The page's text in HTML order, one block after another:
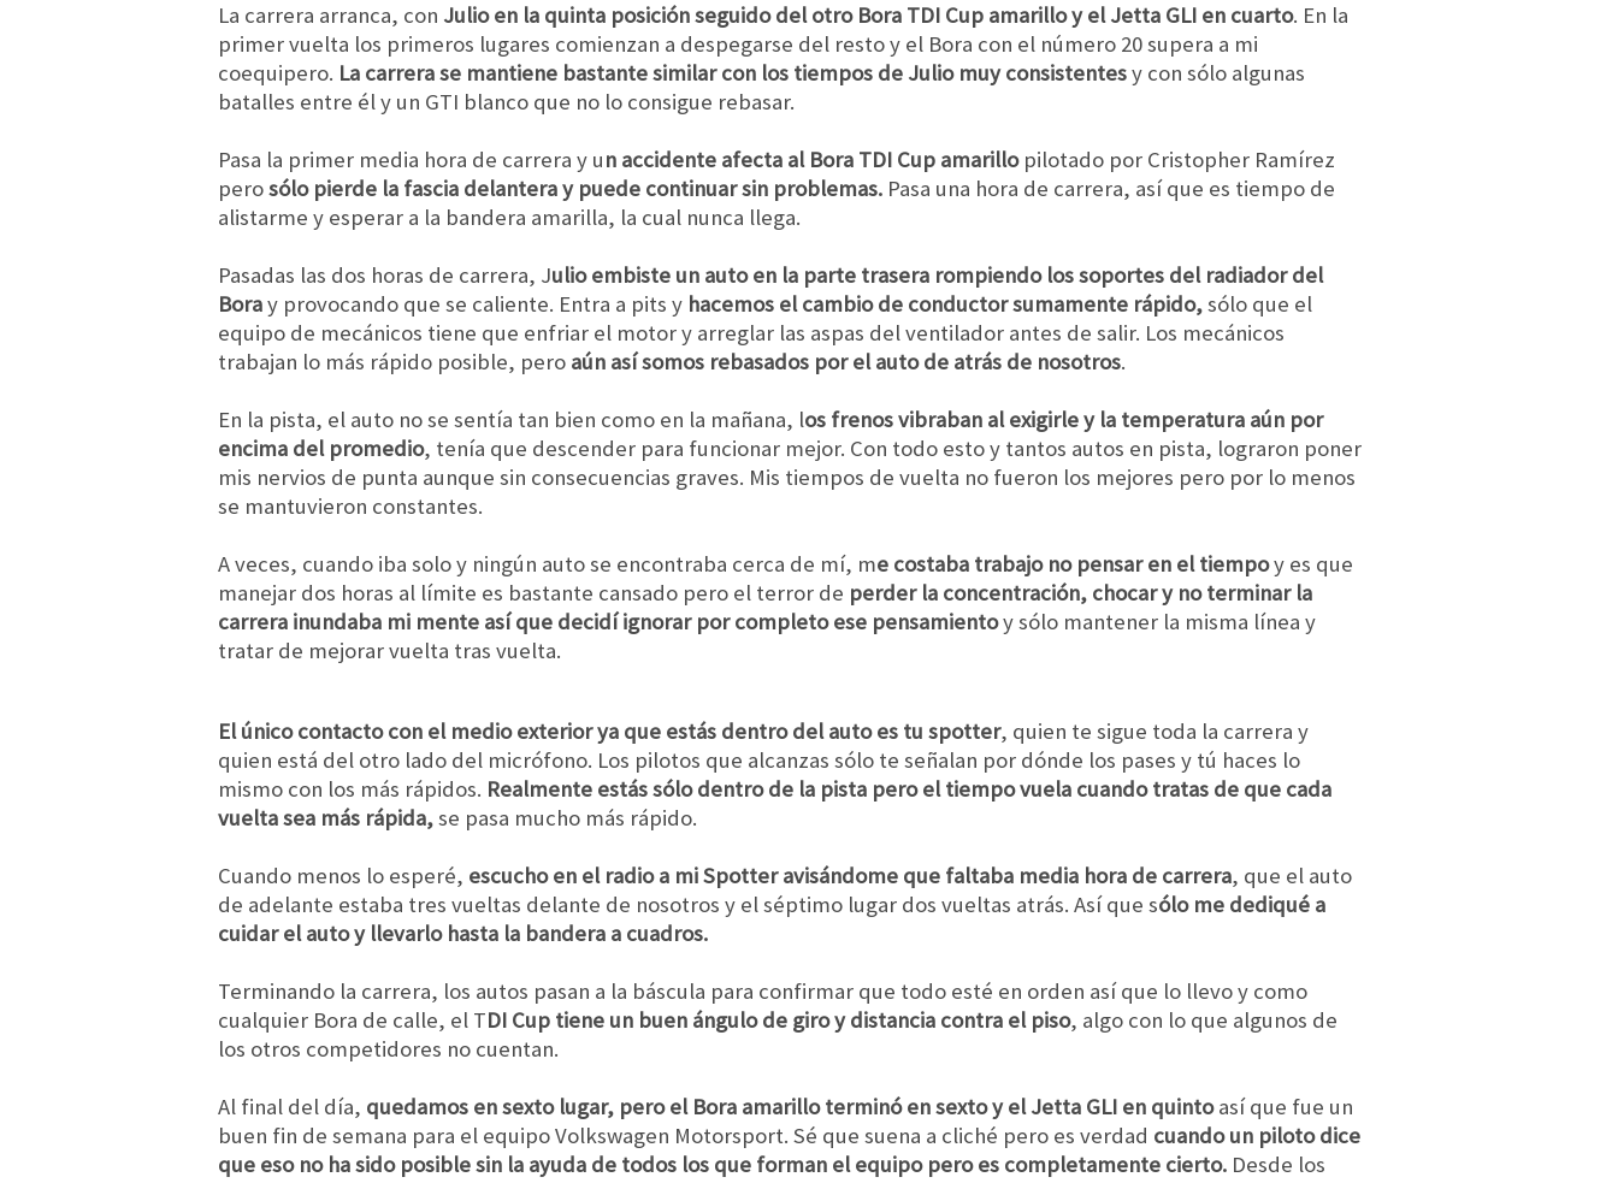
La carrera arranca, con Julio en la quinta posición seguido del otro Bora TDI Cup amarillo y el Jetta GLI en cuarto. En la
primer vuelta los primeros lugares comienzan a despegarse del resto y el Bora con el número 20 supera a mi
coequipero. La carrera se mantiene bastante similar con los tiempos de Julio muy consistentesy con sólo algunas
batalles entre él y un GTI blanco que no lo consigue rebasar.
Pasa la primer media hora de carrera y un accidente afecta al Bora TDI Cup amarillopilotado por Cristopher Ramírez
perosólo pierde la fascia delantera y puede continuar sin problemas. Pasa una hora de carrera, así que es tiempo de
alistarme y esperar a la bandera amarilla, la cual nunca llega.
Pasadas las dos horas de carrera, Julio embiste un auto en la parte trasera rompiendo los soportes del radiador del
Boray provocando que se caliente. Entra a pits y hacemos el cambio de conductor sumamente rápido,sólo que el
equipo de mecánicos tiene que enfriar el motor y arreglar las aspas del ventilador antes de salir. Los mecánicos
trabajan lo más rápido posible, pero aún así somos rebasados por el auto de atrás de nosotros.
En la pista, el auto no se sentía tan bien como en la mañana, los frenos vibraban al exigirle y la temperatura aún por
encima del promedio, tenía que descender para funcionar mejor. Con todo esto y tantos autos en pista, lograron poner
mis nervios de punta aunque sin consecuencias graves. Mis tiempos de vuelta no fueron los mejores pero por lo menos
se mantuvieron constantes.
A veces, cuando iba solo y ningún auto se encontraba cerca de mí, me costaba trabajo no pensar en el tiempoy es que
manejar dos horas al límite es bastante cansado pero el terror de perder la concentración, chocar y no terminar la
carrera inundaba mi mente así que decidí ignorar por completo ese pensamientoy sólo mantener la misma línea y
tratar de mejorar vuelta tras vuelta.
El único contacto con el medio exterior ya que estás dentro del auto es tu spotter, quien te sigue toda la carrera y
quien está del otro lado del micrófono. Los pilotos que alcanzas sólo te señalan por dónde los pases y tú haces lo
mismo con los más rápidos. Realmente estás sólo dentro de la pista pero el tiempo vuela cuando tratas de que cada
vuelta sea más rápida,se pasa mucho más rápido.
Cuando menos lo esperé, escucho en el radio a mi Spotter avisándome que faltaba media hora de carrera, que el auto
de adelante estaba tres vueltas delante de nosotros y el séptimo lugar dos vueltas atrás. Así que sólo me dediqué a
cuidar el auto y llevarlo hasta la bandera a cuadros.
Terminando la carrera, los autos pasan a la báscula para confirmar que todo esté en orden así que lo llevo y como
cualquier Bora de calle, el TDI Cup tiene un buen ángulo de giro y distancia contra el piso, algo con lo que algunos de
los otros competidores no cuentan.
Al final del día, quedamos en sexto lugar, pero el Bora amarillo terminó en sexto y el Jetta GLI en quintoasí que fue un
buen fin de semana para el equipo Volkswagen Motorsport. Sé que suena a cliché pero es verdad cuando un piloto dice
que eso no ha sido posible sin la ayuda de todos los que forman el equipo pero es completamente cierto. Desde los